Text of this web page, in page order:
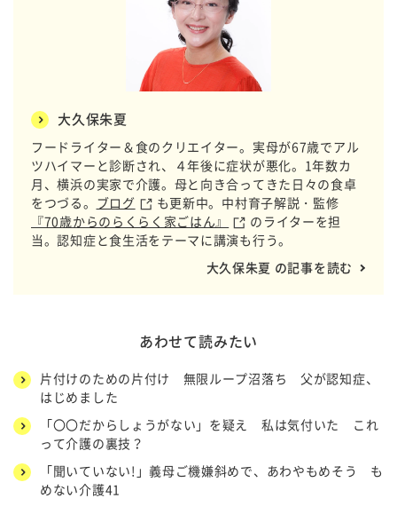
大久保朱夏
フードライター＆食のクリエイター。実母が67歳でアル
ツハイマーと診断され、４年後に症状が悪化。1年数カ
月、横浜の実家で介護。母と向き合ってきた日々の食卓
をつづる。 ブログ
も更新中。中村育子解説・監修
『70歳からのらくらく家ごはん』
のライターを担
当。認知症と食生活をテーマに講演も行う。
大久保朱夏 の記事を読む
あわせて読みたい
片付けのための片付け 無限ループ沼落ち 父が認知症、
はじめました
「〇〇だからしょうがない」を疑え 私は気付いた これ
って介護の裏技？
「聞いていない!」義母ご機嫌斜めで、あわやもめそう も
めない介護41